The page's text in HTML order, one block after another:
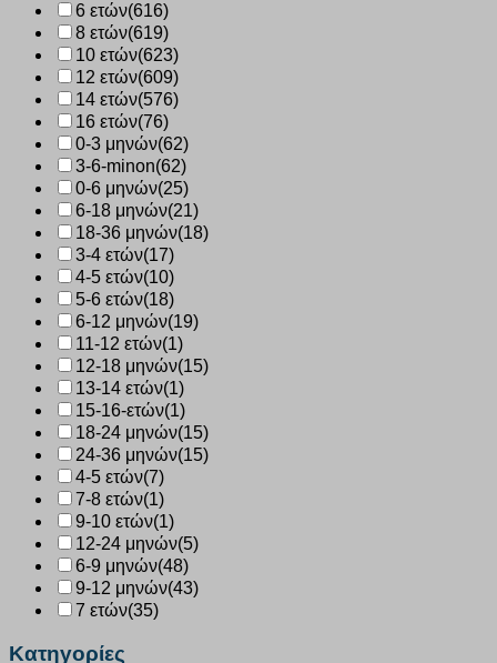
6 ετών(616)
8 ετών(619)
10 ετών(623)
12 ετών(609)
14 ετών(576)
16 ετών(76)
0-3 μηνών(62)
3-6-minon(62)
0-6 μηνών(25)
6-18 μηνών(21)
18-36 μηνών(18)
3-4 ετών(17)
4-5 ετών(10)
5-6 ετών(18)
6-12 μηνών(19)
11-12 ετών(1)
12-18 μηνών(15)
13-14 ετών(1)
15-16-ετών(1)
18-24 μηνών(15)
24-36 μηνών(15)
4-5 ετών(7)
7-8 ετών(1)
9-10 ετών(1)
12-24 μηνών(5)
6-9 μηνών(48)
9-12 μηνών(43)
7 ετών(35)
Κατηγορίες